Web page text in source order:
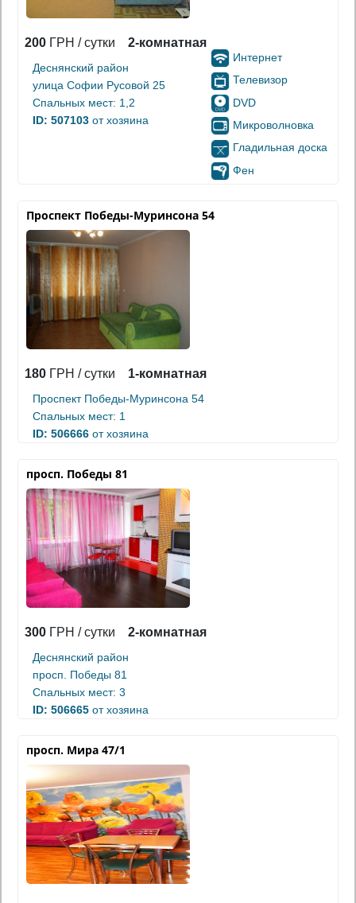
200 ГРН / сутки 2-комнатная
Деснянский район
улица Софии Русовой 25
Спальных мест: 1,2
ID: 507103 от хозяина
Интернет
Телевизор
DVD
Микроволновка
Гладильная доска
Фен
Проспект Победы-Муринсона 54
180 ГРН / сутки 1-комнатная
Проспект Победы-Муринсона 54
Спальных мест: 1
ID: 506666 от хозяина
просп. Победы 81
300 ГРН / сутки 2-комнатная
Деснянский район
просп. Победы 81
Спальных мест: 3
ID: 506665 от хозяина
просп. Мира 47/1